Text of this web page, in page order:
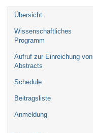
Übersicht
Wissenschaftliches
Programm
Aufruf zur Einreichung von
Abstracts
Schedule
Beitragsliste
Anmeldung